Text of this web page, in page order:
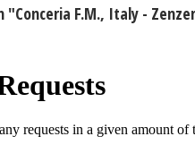
F.M., Italy -